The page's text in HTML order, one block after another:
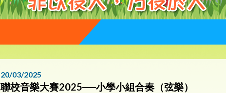
20/03/2025
聯校音樂大賽2025──小學小組合奏（弦樂）